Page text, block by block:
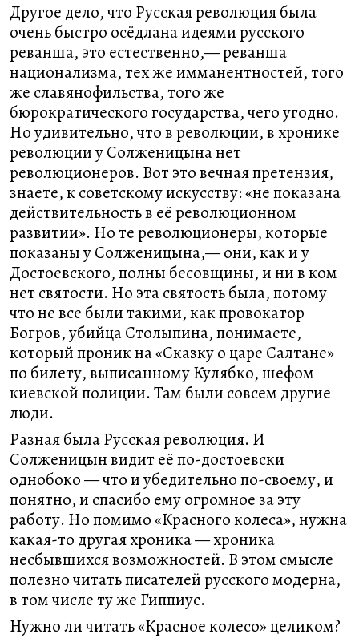
Другое дело, что Русская революция была
очень быстро осёдлана идеями русского
реванша, это естественно,— реванша
национализма, тех же имманентностей, того
же славянофильства, того же
бюрократического государства, чего угодно.
Но удивительно, что в революции, в хронике
революции у Солженицына нет
революционеров. Вот это вечная претензия,
знаете, к советскому искусству: «не показана
действительность в её революционном
развитии». Но те революционеры, которые
показаны у Солженицына,— они, как и у
Достоевского, полны бесовщины, и ни в ком
нет святости. Но эта святость была, потому
что не все были такими, как провокатор
Богров, убийца Столыпина, понимаете,
который проник на «Сказку о царе Салтане»
по билету, выписанному Кулябко, шефом
киевской полиции. Там были совсем другие
люди.
Разная была Русская революция. И
Солженицын видит её по-достоевски
однобоко — что и убедительно по-своему, и
понятно, и спасибо ему огромное за эту
работу. Но помимо «Красного колеса», нужна
какая-то другая хроника — хроника
несбывшихся возможностей. В этом смысле
полезно читать писателей русского модерна,
в том числе ту же Гиппиус.
Нужно ли читать «Красное колесо» целиком?